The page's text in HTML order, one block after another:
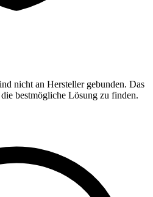
nicht an Hersteller gebunden. Das
bestmögliche Lösung zu finden.